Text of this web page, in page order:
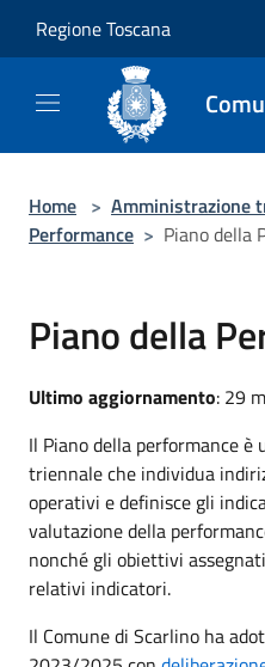
Regione Toscana
Home > Amministrazione
Performance > Piano della
Piano della
Ultimo aggiornamento: 29
Il Piano della performance
triennale che individua
operativi e definisce gli
valutazione della
nonché gli obiettivi
relativi indicatori.
Il Comune di Scarlino ha